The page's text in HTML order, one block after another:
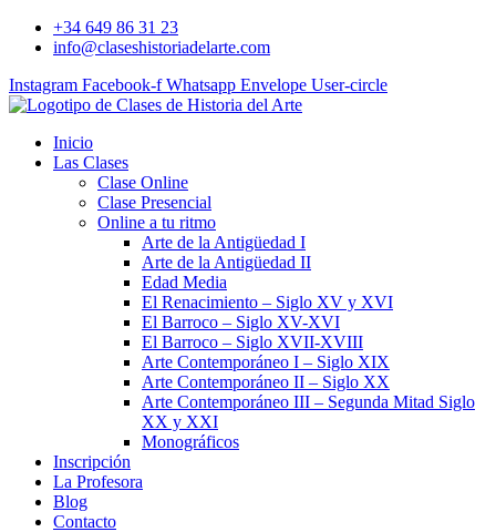
+34 649 86 31 23
info@claseshistoriadelarte.com
Instagram Facebook-f Whatsapp Envelope User-circle
Inicio
Las Clases
Clase Online
Clase Presencial
Online a tu ritmo
Arte de la Antigüedad I
Arte de la Antigüedad II
Edad Media
El Renacimiento – Siglo XV y XVI
El Barroco – Siglo XV-XVI
El Barroco – Siglo XVII-XVIII
Arte Contemporáneo I – Siglo XIX
Arte Contemporáneo II – Siglo XX
Arte Contemporáneo III – Segunda Mitad Siglo
XX y XXI
Monográficos
Inscripción
La Profesora
Blog
Contacto